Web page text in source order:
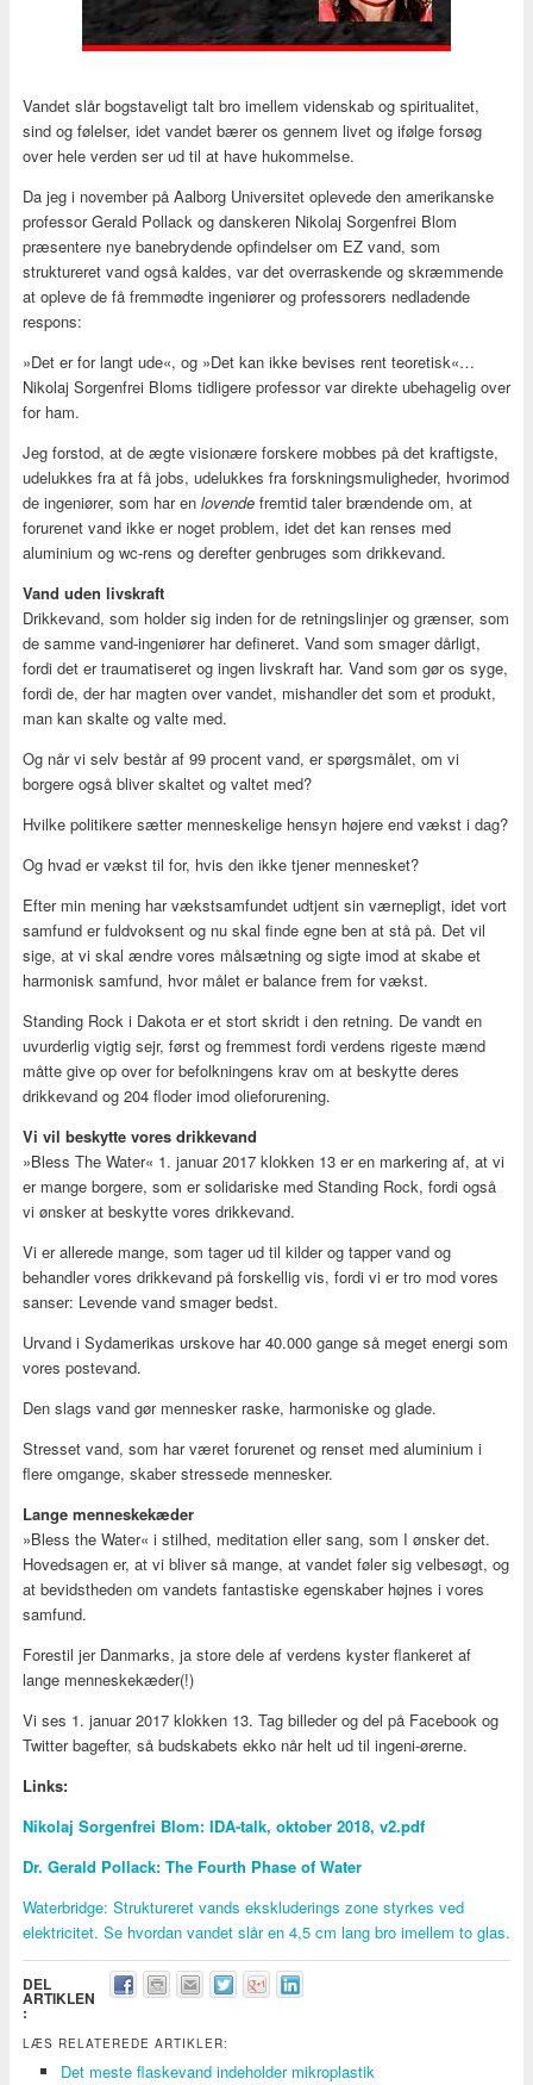
Vandet slår bogstaveligt talt bro imellem videnskab og spiritualitet,
sind og følelser, idet vandet bærer os gennem livet og ifølge forsøg
over hele verden ser ud til at have hukommelse.
Da jeg i november på Aalborg Universitet oplevede den amerikanske
professor Gerald Pollack og danskeren Nikolaj Sorgenfrei Blom
præsentere nye banebrydende opfindelser om EZ vand, som
struktureret vand også kaldes, var det overraskende og skræmmende
at opleve de få fremmødte ingeniører og professorers nedladende
respons:
»Det er for langt ude«, og »Det kan ikke bevises rent teoretisk«…
Nikolaj Sorgenfrei Bloms tidligere professor var direkte ubehagelig over
for ham.
Jeg forstod, at de ægte visionære forskere mobbes på det kraftigste,
udelukkes fra at få jobs, udelukkes fra forskningsmuligheder, hvorimod
de ingeniører, som har en lovendefremtid taler brændende om, at
forurenet vand ikke er noget problem, idet det kan renses med
aluminium og wc-rens og derefter genbruges som drikkevand.
Vand uden livskraft
Drikkevand, som holder sig inden for de retningslinjer og grænser, som
de samme vand-ingeniører har defineret. Vand som smager dårligt,
fordi det er traumatiseret og ingen livskraft har. Vand som gør os syge,
fordi de, der har magten over vandet, mishandler det som et produkt,
man kan skalte og valte med.
Og når vi selv består af 99 procent vand, er spørgsmålet, om vi
borgere også bliver skaltet og valtet med?
Hvilke politikere sætter menneskelige hensyn højere end vækst i dag?
Og hvad er vækst til for, hvis den ikke tjener mennesket?
Efter min mening har vækstsamfundet udtjent sin værnepligt, idet vort
samfund er fuldvoksent og nu skal finde egne ben at stå på. Det vil
sige, at vi skal ændre vores målsætning og sigte imod at skabe et
harmonisk samfund, hvor målet er balance frem for vækst.
Standing Rock i Dakota er et stort skridt i den retning. De vandt en
uvurderlig vigtig sejr, først og fremmest fordi verdens rigeste mænd
måtte give op over for befolkningens krav om at beskytte deres
drikkevand og 204 floder imod olieforurening.
Vi vil beskytte vores drikkevand
»Bless The Water« 1. januar 2017 klokken 13 er en markering af, at vi
er mange borgere, som er solidariske med Standing Rock, fordi også
vi ønsker at beskytte vores drikkevand.
Vi er allerede mange, som tager ud til kilder og tapper vand og
behandler vores drikkevand på forskellig vis, fordi vi er tro mod vores
sanser: Levende vand smager bedst.
Urvand i Sydamerikas urskove har 40.000 gange så meget energi som
vores postevand.
Den slags vand gør mennesker raske, harmoniske og glade.
Stresset vand, som har været forurenet og renset med aluminium i
flere omgange, skaber stressede mennesker.
Lange menneskekæder
»Bless the Water« i stilhed, meditation eller sang, som I ønsker det.
Hovedsagen er, at vi bliver så mange, at vandet føler sig velbesøgt, og
at bevidstheden om vandets fantastiske egenskaber højnes i vores
samfund.
Forestil jer Danmarks, ja store dele af verdens kyster flankeret af
lange menneskekæder(!)
Vi ses 1. januar 2017 klokken 13. Tag billeder og del på Facebook og
Twitter bagefter, så budskabets ekko når helt ud til ingeni-ørerne.
Links:
Nikolaj Sorgenfrei Blom: IDA-talk, oktober 2018, v2.pdf
Dr. Gerald Pollack: The Fourth Phase of Water
Waterbridge: Struktureret vands ekskluderings zone styrkes ved
elektricitet. Se hvordan vandet slår en 4,5 cm lang bro imellem to glas.
DEL
ARTIKLEN
:
LÆS RELATEREDE ARTIKLER:
Det meste flaskevand indeholder mikroplastik